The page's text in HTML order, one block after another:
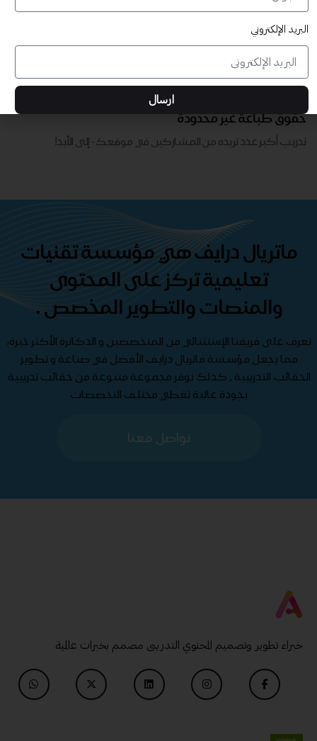
قابلة للتخصيص بالكامل
تدريب أكبر عدد تريده من المشاركين في موقعك - ​​إلى الأبد!
حقوق طباعة غير محدودة
تدريب أكبر عدد تريده من المشاركين في موقعك - ​​إلى الأبد!
ماتريال درايف هي مؤسسة تقنيات
تعليمية تركز على المحتوى
والمنصات والتطوير المخصص .
تعرف على فريقنا الإستثنائي من المتخصصين و الدكاترة الأكثر خبرة،
مما يجعل مؤسسة ماتريال درايف الأفضل في صناعة و تطوير
الحقائب التدريبية , كذلك نوفر مجموعة متنوعة من حقائب تدريبية
بجودة عالية تغطي مختلف التخصصات
تواصل معنا
خبراء تطوير وتصميم المحتوي التدريبى مصمم بخبرات عالمية
البريد الإلكتروني
ارسال